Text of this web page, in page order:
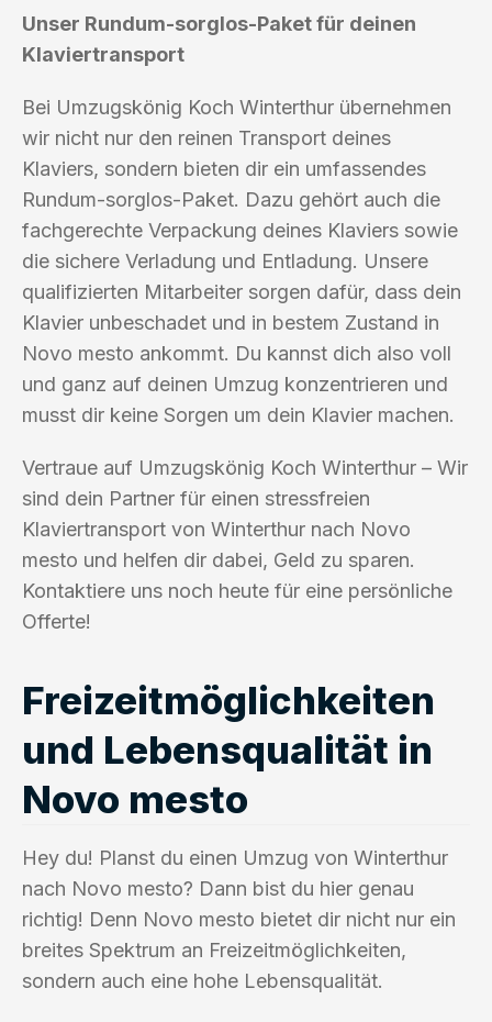
Unser Rundum-sorglos-Paket für deinen
Klaviertransport
Bei Umzugskönig Koch Winterthur übernehmen
wir nicht nur den reinen Transport deines
Klaviers, sondern bieten dir ein umfassendes
Rundum-sorglos-Paket. Dazu gehört auch die
fachgerechte Verpackung deines Klaviers sowie
die sichere Verladung und Entladung. Unsere
qualifizierten Mitarbeiter sorgen dafür, dass dein
Klavier unbeschadet und in bestem Zustand in
Novo mesto ankommt. Du kannst dich also voll
und ganz auf deinen Umzug konzentrieren und
musst dir keine Sorgen um dein Klavier machen.
Vertraue auf Umzugskönig Koch Winterthur – Wir
sind dein Partner für einen stressfreien
Klaviertransport von Winterthur nach Novo
mesto und helfen dir dabei, Geld zu sparen.
Kontaktiere uns noch heute für eine persönliche
Offerte!
Freizeitmöglichkeiten
und Lebensqualität in
Novo mesto
Hey du! Planst du einen Umzug von Winterthur
nach Novo mesto? Dann bist du hier genau
richtig! Denn Novo mesto bietet dir nicht nur ein
breites Spektrum an Freizeitmöglichkeiten,
sondern auch eine hohe Lebensqualität.